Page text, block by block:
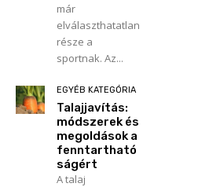
már
elválaszthatatlan
része a
sportnak. Az...
EGYÉB KATEGÓRIA
Talajjavítás:
módszerek és
megoldások a
fenntartható
ságért
A talaj